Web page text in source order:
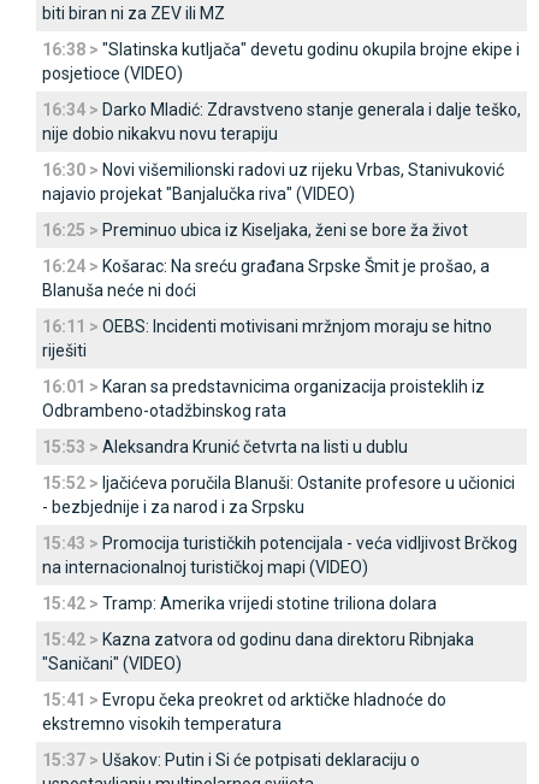
biti biran ni za ZEV ili MZ
16:38 > "Slatinska kutljača" devetu godinu okupila brojne ekipe i
posjetioce (VIDEO)
16:34 > Darko Mladić: Zdravstveno stanje generala i dalje teško,
nije dobio nikakvu novu terapiju
16:30 > Novi višemilionski radovi uz rijeku Vrbas, Stanivuković
najavio projekat "Banjalučka riva" (VIDEO)
16:25 > Preminuo ubica iz Kiseljaka, ženi se bore ža život
16:24 > Košarac: Na sreću građana Srpske Šmit je prošao, a
Blanuša neće ni doći
16:11 > OEBS: Incidenti motivisani mržnjom moraju se hitno
riješiti
16:01 > Karan sa predstavnicima organizacija proisteklih iz
Odbrambeno-otadžbinskog rata
15:53 > Aleksandra Krunić četvrta na listi u dublu
15:52 > Ijačićeva poručila Blanuši: Ostanite profesore u učionici
- bezbjednije i za narod i za Srpsku
15:43 > Promocija turističkih potencijala - veća vidljivost Brčkog
na internacionalnoj turističkoj mapi (VIDEO)
15:42 > Tramp: Amerika vrijedi stotine triliona dolara
15:42 > Kazna zatvora od godinu dana direktoru Ribnjaka
"Saničani" (VIDEO)
15:41 > Evropu čeka preokret od arktičke hladnoće do
ekstremno visokih temperatura
15:37 > Ušakov: Putin i Si će potpisati deklaraciju o